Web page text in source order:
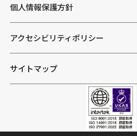
個人情報保護方針
アクセシビリティポリシー
サイトマップ